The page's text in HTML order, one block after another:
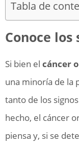
Tabla de
Conoce
Si bien el cáncer
una minoría de la
tanto de los
hecho, el cáncer
piensa y, si se